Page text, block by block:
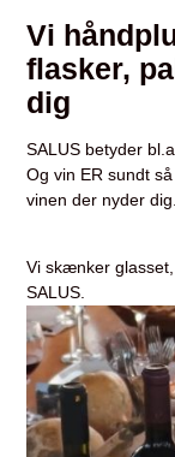
Vi
flasker,
dig
SALUS betyder
Og vin ER sundt
vinen der nyder dig.
Vi skænker
SALUS.